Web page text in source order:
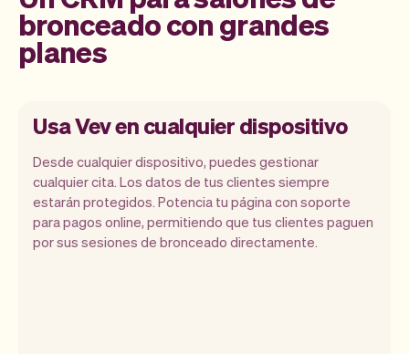
bronceado con grandes
planes
Usa Vev en cualquier dispositivo
Desde cualquier dispositivo, puedes gestionar
cualquier cita. Los datos de tus clientes siempre
estarán protegidos. Potencia tu página con soporte
para pagos online, permitiendo que tus clientes paguen
por sus sesiones de bronceado directamente.
Vev te permite enfocarte en tu día.